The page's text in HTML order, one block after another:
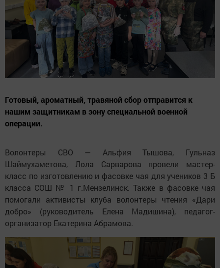
Готовый, ароматный, травяной сбор отправится к
нашим защитникам в зону специальной военной
операции.
Волонтеры СВО — Альфия Тышова, Гульназ
Шаймухаметова, Лола Сарварова провели мастер-
класс по изготовлению и фасовке чая для учеников 3 Б
класса СОШ № 1 г.Мензелинск. Также в фасовке чая
помогали активисты клуба волонтеры чтения «Дари
добро» (руководитель Елена Мадишина), педагог-
организатор Екатерина Абрамова.